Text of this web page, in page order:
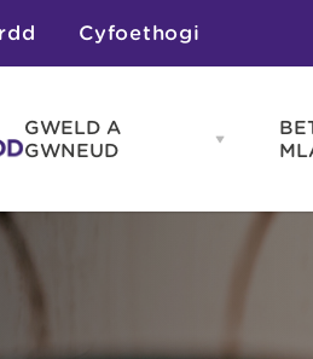
Cyfoethogi
GWELD A
GWNEUD
Open
menu